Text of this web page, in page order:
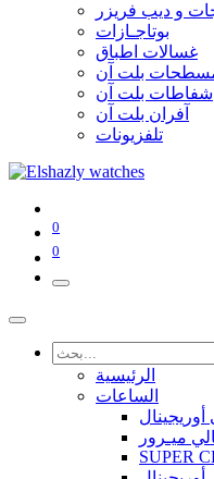
و ديب فريزر
بوتاجـازات
غسالات اطباق
بلت آن
شفاطات بلت آن
آفران بلت آن
تلفزيونات
0
0
الرئيسية
الساعات
أوريجينال
ميـرور
SUPER